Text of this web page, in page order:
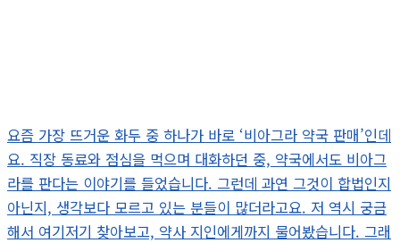
요즘 가장 뜨거운 화두 중 하나가 바로 ‘비아그라 약국 판매’인데
요. 직장 동료와 점심을 먹으며 대화하던 중, 약국에서도 비아그
라를 판다는 이야기를 들었습니다. 그런데 과연 그것이 합법인지
아닌지, 생각보다 모르고 있는 분들이 많더라고요. 저 역시 궁금
해서 여기저기 찾아보고, 약사 지인에게까지 물어봤습니다. 그래